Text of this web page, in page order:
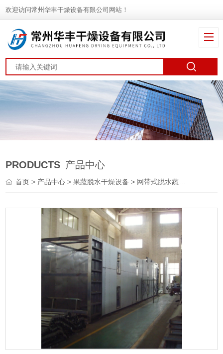
欢迎访问常州华丰干燥设备有限公司网站！
PRODUCTS 产品中心
首页> 产品中心 >果蔬脱水干燥设备 > 网带式脱水蔬菜干燥机